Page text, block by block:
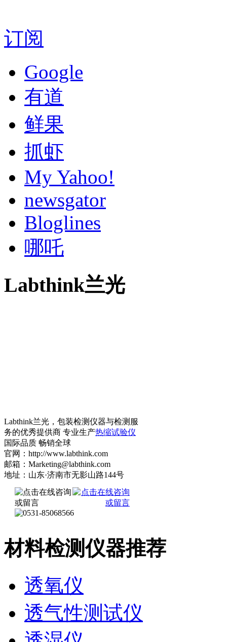
订阅
Google
有道
鲜果
抓虾
My Yahoo!
newsgator
Bloglines
哪吒
Labthink兰光
Labthink兰光，包装检测仪器与检测服
务的优秀提供商 专业生产热缩试验仪
国际品质 畅销全球
官网：http://www.labthink.com
邮箱：Marketing@labthink.com
地址：山东·济南市无影山路144号
材料检测仪器推荐
透氧仪
透气性测试仪